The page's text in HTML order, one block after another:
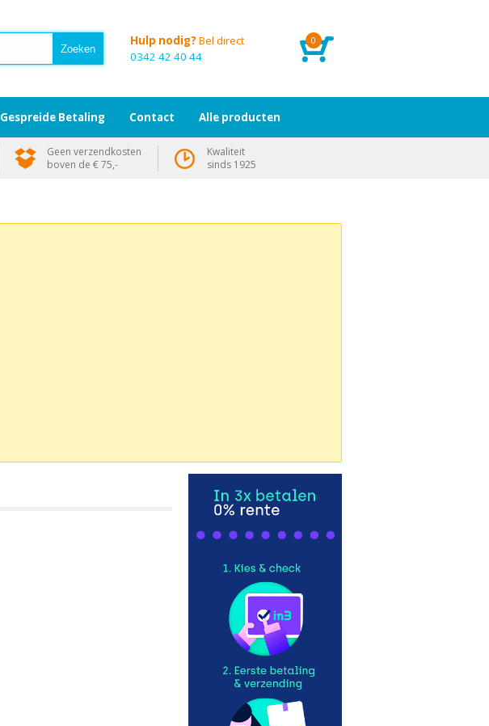
0
Hulp nodig? Bel direct
0342 42 40 44
Gespreide Betaling Contact Alle producten
Geen verzendkosten
boven de € 75,-
Kwaliteit
sinds 1925